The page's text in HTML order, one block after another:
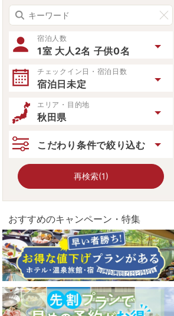
宿泊人数
1室 大人2名 子供0名
チェックイン日・宿泊日数
宿泊日未定
エリア・目的地
秋田県
こだわり条件で絞り込む
再検索(1)
おすすめのキャンペーン・特集